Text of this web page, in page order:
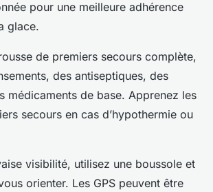
pour une meilleure adhérence
glace.
de premiers secours complète,
des antiseptiques, des
médicaments de base. Apprenez les
secours en cas d’hypothermie ou
visibilité, utilisez une boussole et
orienter. Les GPS peuvent être